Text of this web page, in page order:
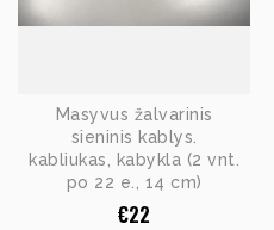
Masyvus žalvarinis
sieninis kablys.
kabliukas, kabykla (2 vnt.
po 22 e., 14 cm)
€22